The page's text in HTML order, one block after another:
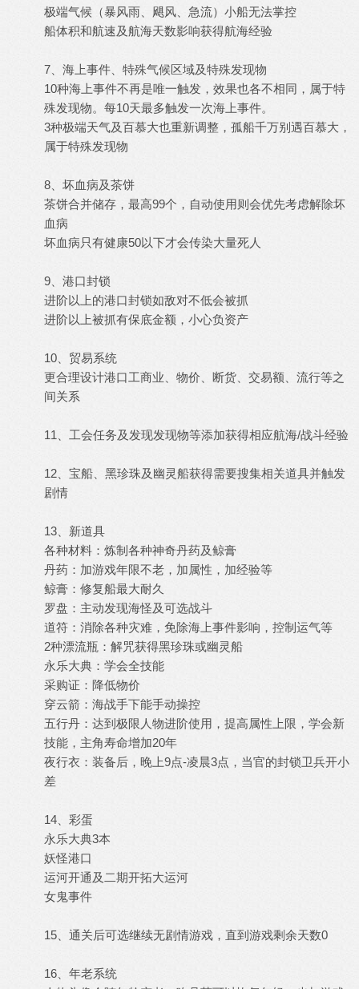
极端气候（暴风雨、飓风、急流）小船无法掌控
船体积和航速及航海天数影响获得航海经验
7、海上事件、特殊气候区域及特殊发现物
10种海上事件不再是唯一触发，效果也各不相同，属于特
殊发现物。每10天最多触发一次海上事件。
3种极端天气及百慕大也重新调整，孤船千万别遇百慕大，
属于特殊发现物
8、坏血病及茶饼
茶饼合并储存，最高99个，自动使用则会优先考虑解除坏
血病
坏血病只有健康50以下才会传染大量死人
9、港口封锁
进阶以上的港口封锁如敌对不低会被抓
进阶以上被抓有保底金额，小心负资产
10、贸易系统
更合理设计港口工商业、物价、断货、交易额、流行等之
间关系
11、工会任务及发现发现物等添加获得相应航海/战斗经验
12、宝船、黑珍珠及幽灵船获得需要搜集相关道具并触发
剧情
13、新道具
各种材料：炼制各种神奇丹药及鲸膏
丹药：加游戏年限不老，加属性，加经验等
鲸膏：修复船最大耐久
罗盘：主动发现海怪及可选战斗
道符：消除各种灾难，免除海上事件影响，控制运气等
2种漂流瓶：解咒获得黑珍珠或幽灵船
永乐大典：学会全技能
采购证：降低物价
穿云箭：海战手下能手动操控
五行丹：达到极限人物进阶使用，提高属性上限，学会新
技能，主角寿命增加20年
夜行衣：装备后，晚上9点-凌晨3点，当官的封锁卫兵开小
差
14、彩蛋
永乐大典3本
妖怪港口
运河开通及二期开拓大运河
女鬼事件
15、通关后可选继续无剧情游戏，直到游戏剩余天数0
16、年老系统